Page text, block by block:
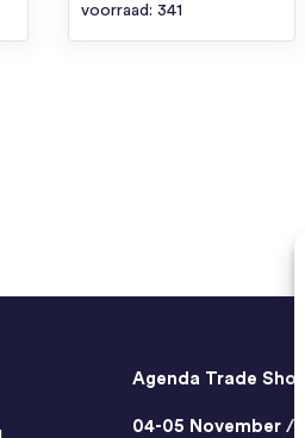
voorraad: 341
Agenda Trade
04-05 November /